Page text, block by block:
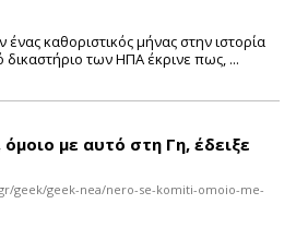
καθοριστικός μήνας στην ιστορία
των ΗΠΑ έκρινε πως, ...
με αυτό στη Γη, έδειξε
geek/geek-nea/nero-se-komiti-omoio-me-